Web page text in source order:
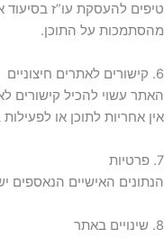
טיפים להעסקת עו”ז
מהסתמכות על התוכן.
6. קישורים לאתרים חיצוניים
האתר עשוי להכיל קישורים
אין אחריות לתוכן או
7. פרטיות
הנתונים האישיים הנאספים
8. שינויים באתר